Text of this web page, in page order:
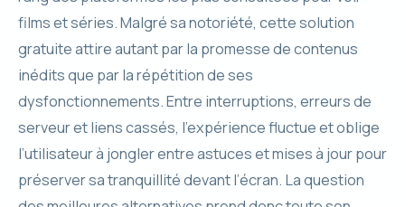
films et séries. Malgré sa notoriété, cette solution
gratuite attire autant par la promesse de contenus
inédits que par la répétition de ses
dysfonctionnements. Entre interruptions, erreurs de
serveur et liens cassés, l’expérience fluctue et oblige
l’utilisateur à jongler entre astuces et mises à jour pour
préserver sa tranquillité devant l’écran. La question